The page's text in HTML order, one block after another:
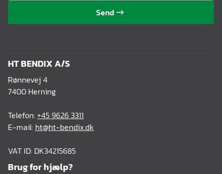
Send
HT BENDIX A/S
Rønnevej 4
7400 Herning
Telefon: +45 9626 3311
E-mail: ht@ht-bendix.dk
VAT ID: DK34215685
Brug for hjælp?